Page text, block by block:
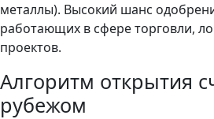
металлы). Высокий шанс
работающих в сфере торговли,
проектов.
Алгоритм открытия
рубежом